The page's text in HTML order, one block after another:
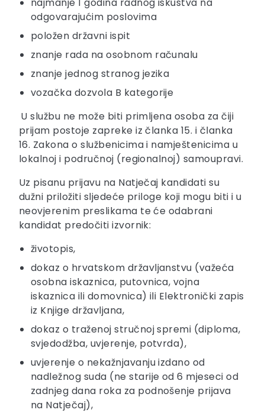
najmanje 1 godina radnog iskustva na
odgovarajućim poslovima
položen državni ispit
znanje rada na osobnom računalu
znanje jednog stranog jezika
vozačka dozvola B kategorije
U službu ne može biti primljena osoba za čiji
prijam postoje zapreke iz članka 15. i članka
16. Zakona o službenicima i namještenicima u
lokalnoj i područnoj (regionalnoj) samoupravi.
Uz pisanu prijavu na Natječaj kandidati su
dužni priložiti sljedeće priloge koji mogu biti i u
neovjerenim preslikama te će odabrani
kandidat predočiti izvornik:
životopis,
dokaz o hrvatskom državljanstvu (važeća
osobna iskaznica, putovnica, vojna
iskaznica ili domovnica) ili Elektronički zapis
iz Knjige državljana,
dokaz o traženoj stručnoj spremi (diploma,
svjedodžba, uvjerenje, potvrda),
uvjerenje o nekažnjavanju izdano od
nadležnog suda (ne starije od 6 mjeseci od
zadnjeg dana roka za podnošenje prijava
na Natječaj),